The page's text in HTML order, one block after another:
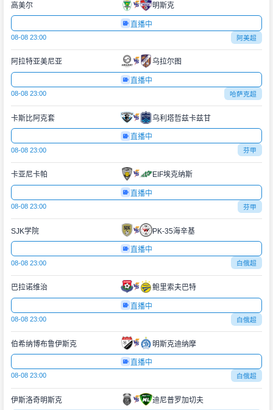
高美尔 明斯克
直播中
08-08 23:00 阿美超
阿拉特亚美尼亚 乌拉尔图
直播中
08-08 23:00 哈萨克超
卡斯比阿克套 乌利塔哲兹卡兹甘
直播中
08-08 23:00 芬甲
卡亚尼卡帕 EIF埃克纳斯
直播中
08-08 23:00 芬甲
SJK学院 PK-35海辛基
直播中
08-08 23:00 白俄超
巴拉诺维治 鲍里索夫巴特
直播中
08-08 23:00 白俄超
伯希纳博布鲁伊斯克 明斯克迪纳摩
直播中
08-08 23:00 白俄超
伊斯洛奇明斯克 迪尼普罗加切夫